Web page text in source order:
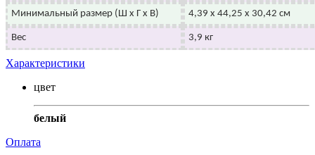
Минимальный размер (Ш x Г x В) 4,39 x 44,25 x 30,42 см
Вес 3,9 кг
Характеристики
цвет
белый
Оплата